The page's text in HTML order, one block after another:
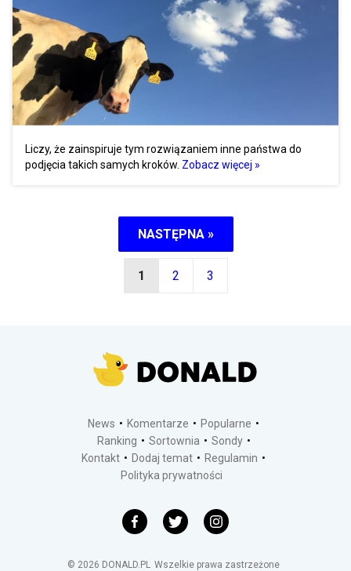
Liczy, że zainspiruje tym rozwiązaniem inne państwa do
podjęcia takich samych kroków. Zobacz więcej »
NASTĘPNA »
1 2 3
News Komentarze
Popularne
Ranking
Sortownia
Sondy
Kontakt
Dodaj temat
Regulamin
Polityka prywatności
© 2026 DONALD.PL Wszelkie prawa zastrzeżone